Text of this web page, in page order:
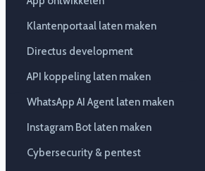
Klantenportaal laten maken
Directus development
API koppeling laten maken
WhatsApp AI Agent laten maken
Instagram Bot laten maken
Cybersecurity & pentest